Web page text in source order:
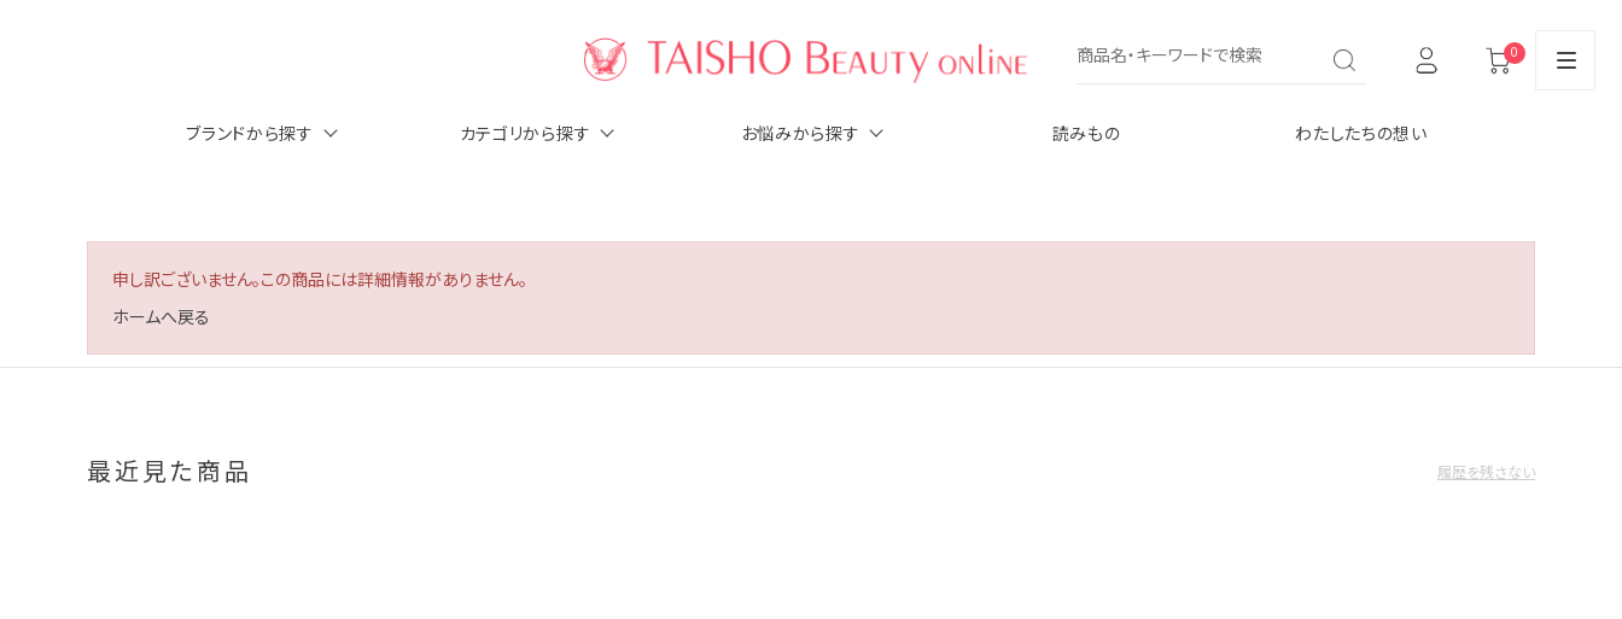
0
ブランドから探す カテゴリから探す お悩みから探す 読みもの わたしたちの想い
申し訳ございません。この商品には詳細情報がありません。
ホームへ戻る
最近見た商品 履歴を残さない